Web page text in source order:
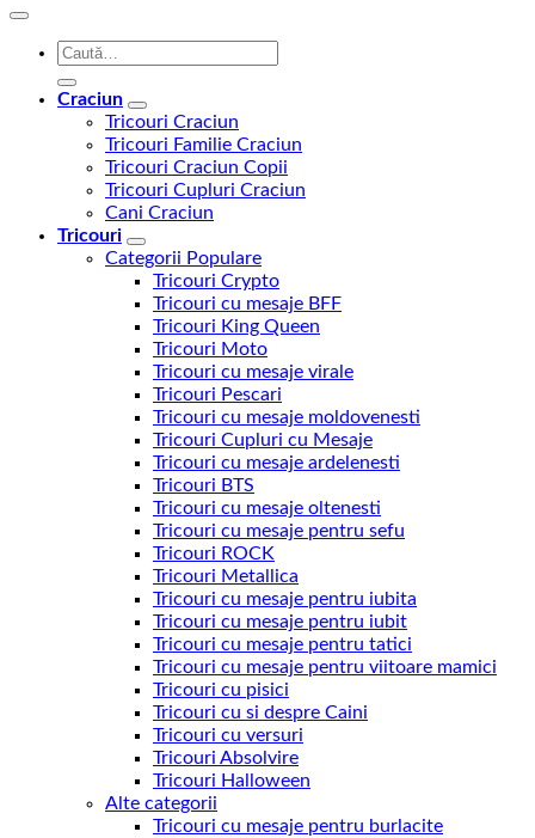
Caută
Craciun
Tricouri Craciun
Tricouri Familie Craciun
Tricouri Craciun Copii
Tricouri Cupluri Craciun
Cani Craciun
Tricouri
Categorii Populare
Tricouri Crypto
Tricouri cu mesaje BFF
Tricouri King Queen
Tricouri Moto
Tricouri cu mesaje virale
Tricouri Pescari
Tricouri cu mesaje moldovenesti
Tricouri Cupluri cu Mesaje
Tricouri cu mesaje ardelenesti
Tricouri BTS
Tricouri cu mesaje oltenesti
Tricouri cu mesaje pentru sefu
Tricouri ROCK
Tricouri Metallica
Tricouri cu mesaje pentru iubita
Tricouri cu mesaje pentru iubit
Tricouri cu mesaje pentru tatici
Tricouri cu mesaje pentru viitoare mamici
Tricouri cu pisici
Tricouri cu si despre Caini
Tricouri cu versuri
Tricouri Absolvire
Tricouri Halloween
Alte categorii
Tricouri cu mesaje pentru burlacite